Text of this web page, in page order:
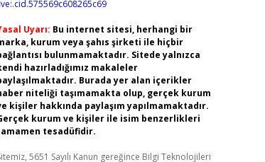
Uyarı: Bu internet sitesi, herhangi bir
kurum veya şahıs şirketi ile hiçbir
bulunmamaktadır. Sitede yalnızca
hazırladığımız makaleler
Burada yer alan içerikler
niteliği taşımamakta olup, gerçek kurum
kişiler hakkında paylaşım yapılmamaktadır.
kurum ve kişiler ile isim benzerlikleri
tesadüfidir.
5651 Sayılı Kanun gereğince Bilgi Teknolojileri